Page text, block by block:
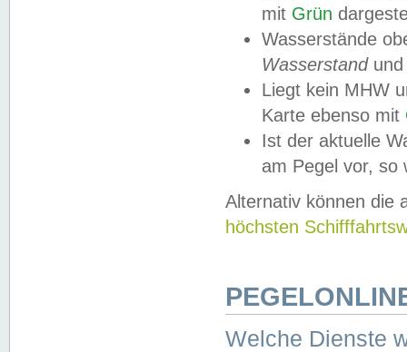
mit Grün
Wasserstände
Wasserstandund
Liegt kein MHW
Karte ebenso mit
Ist der aktuelle
am Pegel vor,
Alternativ können die
höchsten
Welche Dienste